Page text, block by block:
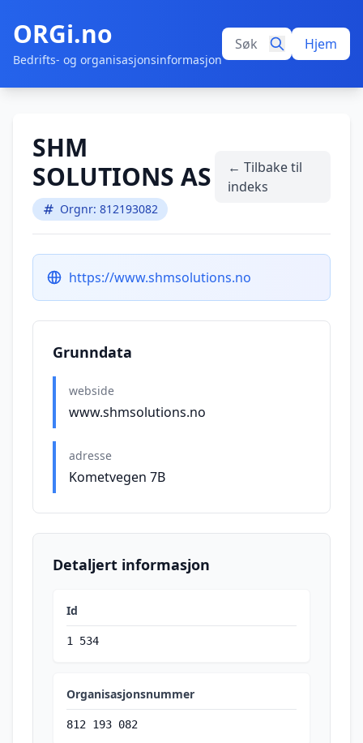
ORGi.no
Bedrifts- og organisasjonsinformasjon
Hjem
SHM
SOLUTIONS AS
Orgnr: 812193082
← Tilbake til
indeks
https://www.shmsolutions.no
Grunndata
webside
www.shmsolutions.no
adresse
Kometvegen 7B
Detaljert informasjon
Id
1 534
Organisasjonsnummer
812 193 082